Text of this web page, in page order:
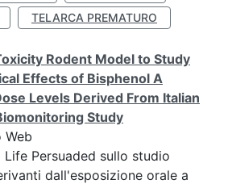
TELARCA PREMATURO
Rodent Model to Study
Effects of Bisphenol A
Levels Derived From Italian
Study
Web
Life Persuaded sullo studio
dall'esposizione orale a